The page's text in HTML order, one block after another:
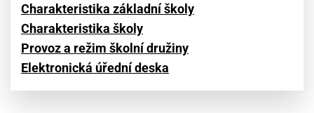
Charakteristika základní školy
Charakteristika školy
Provoz a režim školní družiny
Elektronická úřední deska